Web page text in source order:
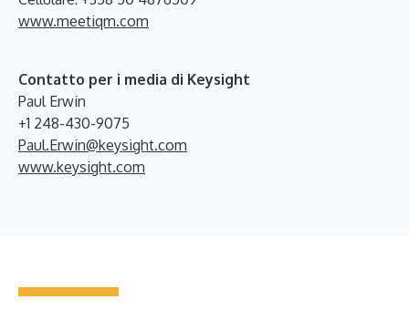
www.meetiqm.com
Contatto per i media di Keysight
Paul Erwin
+1 248-430-9075
Paul.Erwin@keysight.com
www.keysight.com